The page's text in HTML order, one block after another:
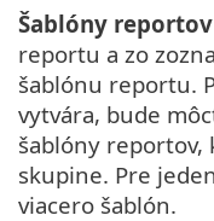
Šablóny reportov
reportu a zo
šablónu reportu.
vytvára, bude
šablóny
skupine. Pre
viacero šablón.